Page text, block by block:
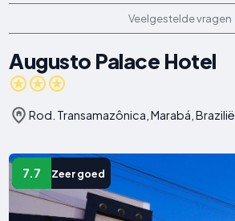
Veelgestelde vragen
Augusto Palace Hotel
Rod. Transamazônica, Marabá, Brazilië
7.7 Zeer goed